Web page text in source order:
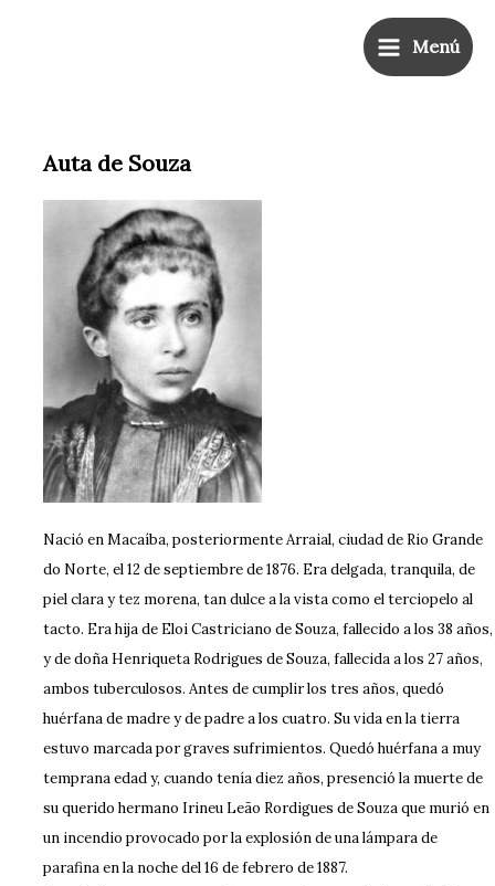
Main
Menu
Menú
Auta de Souza
Nació en Macaíba, posteriormente Arraial, ciudad de Rio Grande
do Norte, el 12 de septiembre de 1876. Era delgada, tranquila, de
piel clara y tez morena, tan dulce a la vista como el terciopelo al
tacto. Era hija de Eloi Castriciano de Souza, fallecido a los 38 años,
y de doña Henriqueta Rodrigues de Souza, fallecida a los 27 años,
ambos tuberculosos. Antes de cumplir los tres años, quedó
huérfana de madre y de padre a los cuatro. Su vida en la tierra
estuvo marcada por graves sufrimientos. Quedó huérfana a muy
temprana edad y, cuando tenía diez años, presenció la muerte de
su querido hermano Irineu Leão Rordigues de Souza que murió en
un incendio provocado por la explosión de una lámpara de
parafina en la noche del 16 de febrero de 1887.